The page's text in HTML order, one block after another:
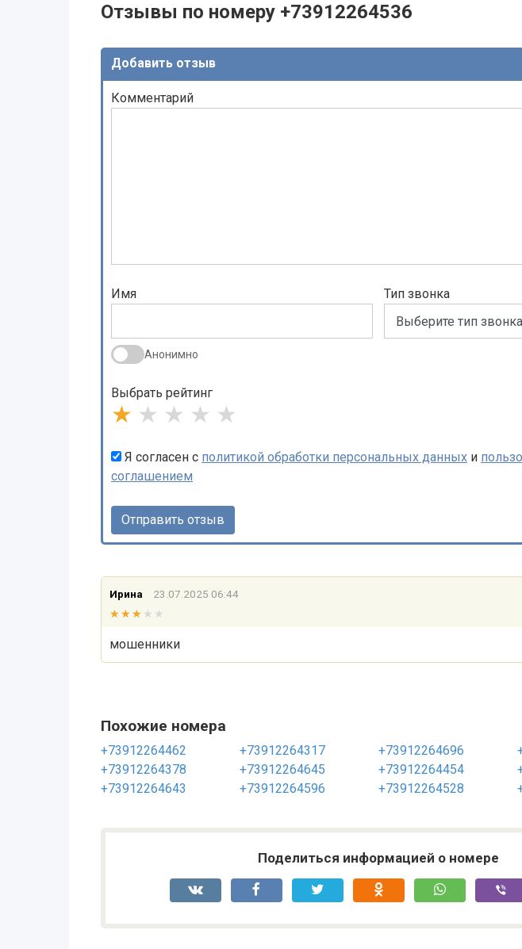
Отзывы по номеру +73912264536
Добавить отзыв
Комментарий
Имя
Анонимно
Тип звонка
Выбрать рейтинг
★ ★ ★ ★ ★
Я согласен с политикой обработки персональных данных и
соглашением
Ирина
23.07.2025 06:44
★★★★★
★★★★★
мошенники
Похожие номера
+73912264462 +73912264317 +73912264696
+73912264378
+73912264645 +73912264454
+73912264643
+73912264596 +73912264528
Поделиться информацией о номере